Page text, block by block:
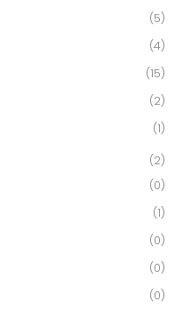
(5)
(4)
(15)
(2)
(1)
(2)
(0)
(1)
(0)
(0)
(0)